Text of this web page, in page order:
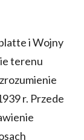
i Wojny
terenu
r. Przede